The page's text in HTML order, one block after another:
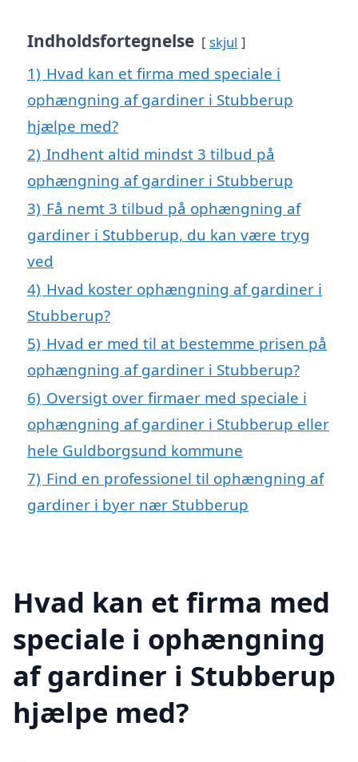
Indholdsfortegnelse skjul
1) Hvad kan et firma med speciale i
ophængning af gardiner i Stubberup
hjælpe med?
2) Indhent altid mindst 3 tilbud på
ophængning af gardiner i Stubberup
3) Få nemt 3 tilbud på ophængning af
gardiner i Stubberup, du kan være tryg
ved
4) Hvad koster ophængning af gardiner i
Stubberup?
5) Hvad er med til at bestemme prisen på
ophængning af gardiner i Stubberup?
6) Oversigt over firmaer med speciale i
ophængning af gardiner i Stubberup eller
hele Guldborgsund kommune
7) Find en professionel til ophængning af
gardiner i byer nær Stubberup
Hvad kan et firma med
speciale i ophængning
af gardiner i Stubberup
hjælpe med?